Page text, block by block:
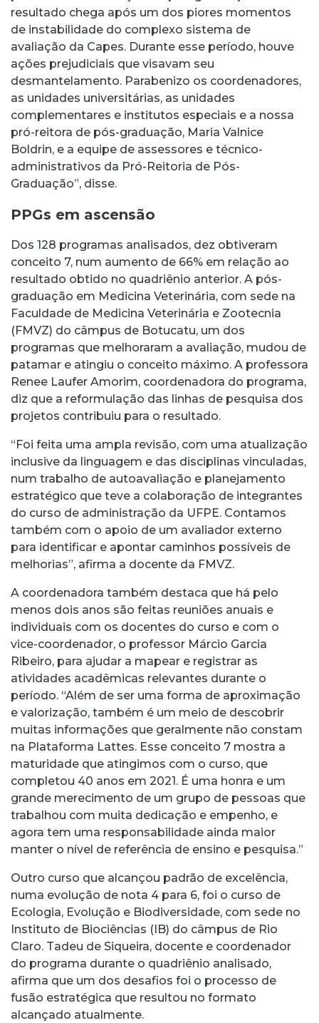
resultado chega após um dos piores momentos
de instabilidade do complexo sistema de
avaliação da Capes. Durante esse período, houve
ações prejudiciais que visavam seu
desmantelamento. Parabenizo os coordenadores,
as unidades universitárias, as unidades
complementares e institutos especiais e a nossa
pró-reitora de pós-graduação, Maria Valnice
Boldrin, e a equipe de assessores e técnico-
administrativos da Pró-Reitoria de Pós-
Graduação”, disse.
PPGs em ascensão
Dos 128 programas analisados, dez obtiveram
conceito 7, num aumento de 66% em relação ao
resultado obtido no quadriênio anterior. A pós-
graduação em Medicina Veterinária, com sede na
Faculdade de Medicina Veterinária e Zootecnia
(FMVZ) do câmpus de Botucatu, um dos
programas que melhoraram a avaliação, mudou de
patamar e atingiu o conceito máximo. A professora
Renee Laufer Amorim, coordenadora do programa,
diz que a reformulação das linhas de pesquisa dos
projetos contribuiu para o resultado.
“Foi feita uma ampla revisão, com uma atualização
inclusive da linguagem e das disciplinas vinculadas,
num trabalho de autoavaliação e planejamento
estratégico que teve a colaboração de integrantes
do curso de administração da UFPE. Contamos
também com o apoio de um avaliador externo
para identificar e apontar caminhos possíveis de
melhorias”, afirma a docente da FMVZ.
A coordenadora também destaca que há pelo
menos dois anos são feitas reuniões anuais e
individuais com os docentes do curso e com o
vice-coordenador, o professor Márcio Garcia
Ribeiro, para ajudar a mapear e registrar as
atividades acadêmicas relevantes durante o
período. “Além de ser uma forma de aproximação
e valorização, também é um meio de descobrir
muitas informações que geralmente não constam
na Plataforma Lattes. Esse conceito 7 mostra a
maturidade que atingimos com o curso, que
completou 40 anos em 2021. É uma honra e um
grande merecimento de um grupo de pessoas que
trabalhou com muita dedicação e empenho, e
agora tem uma responsabilidade ainda maior
manter o nível de referência de ensino e pesquisa.”
Outro curso que alcançou padrão de excelência,
numa evolução de nota 4 para 6, foi o curso de
Ecologia, Evolução e Biodiversidade, com sede no
Instituto de Biociências (IB) do câmpus de Rio
Claro. Tadeu de Siqueira, docente e coordenador
do programa durante o quadriênio analisado,
afirma que um dos desafios foi o processo de
fusão estratégica que resultou no formato
alcançado atualmente.